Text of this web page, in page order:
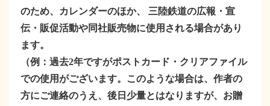
のため、カレンダーのほか、 三陸鉄道の広報・宣
伝・販促活動や同社販売物に使用される場合があり
ます。
（例：過去2年ですがポストカード・クリアファイル
での使用がございます。このような場合は、作者の
方にご連絡のうえ、後日少量とはなりますが、お贈